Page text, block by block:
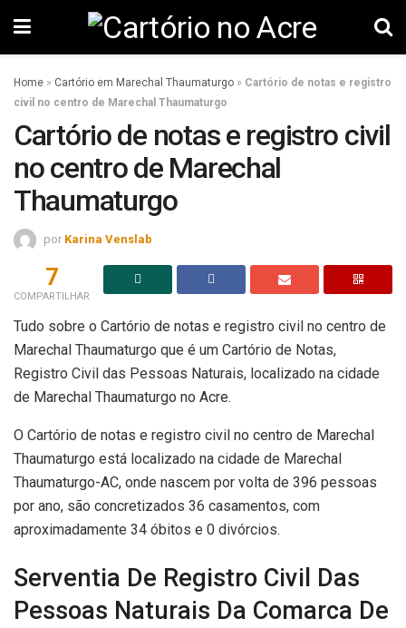
Home » Cartório em Marechal Thaumaturgo » Cartório de notas e registro
civil no centro de Marechal Thaumaturgo
Cartório de notas e registro civil
no centro de Marechal
Thaumaturgo
por Karina Venslab
7
COMPARTILHAR
Tudo sobre o Cartório de notas e registro civil no centro de
Marechal Thaumaturgo que é um Cartório de Notas,
Registro Civil das Pessoas Naturais, localizado na cidade
de Marechal Thaumaturgo no Acre.
O Cartório de notas e registro civil no centro de Marechal
Thaumaturgo está localizado na cidade de Marechal
Thaumaturgo-AC, onde nascem por volta de 396 pessoas
por ano, são concretizados 36 casamentos, com
aproximadamente 34 óbitos e 0 divórcios.
Serventia De Registro Civil Das
Pessoas Naturais Da Comarca De